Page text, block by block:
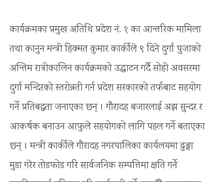
कार्यक्रमका प्रमुख अतिथि प्रदेश नं. १ का आन्तरिक मामिला
तथा कानुन मन्त्री हिक्मत कुमार कार्कीले ९ दिने दुर्गा पुजाको
अन्तिम रात्रीकालिन कार्यक्रमको उद्घाटन गर्दै सोही अवसरमा
दुर्गा मन्दिरको स्तरोन्नती गर्न प्रदेश सरकारको तर्फबाट सहयोग
गर्ने प्रतिबद्धता जनाएका छन् । गौरादह बजारलाई अझ सुन्दर र
आकर्षक बनाउन आफुले सहयोगको लागि पहल गर्ने बताएका
छन् । मन्त्री कार्कीले गौरादह नगरपालिका कार्यलयमा ढुङ्गा
मुडा गरेर तोडफोड गरि सार्वजनिक सम्पत्तिमा क्षति गर्ने